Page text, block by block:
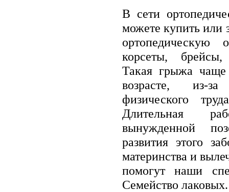
В сети
можете купить или
ортопедическую
корсеты, брейсы,
Такая грыжа чаще
возрасте, из-
физического
Длительная
вынужденной
развития этого
материнства и
помогут наши
Семейство